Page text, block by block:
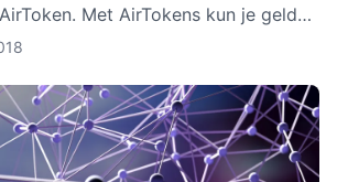
Met AirTokens kun je geld
zonder tussenkomst van een bank.